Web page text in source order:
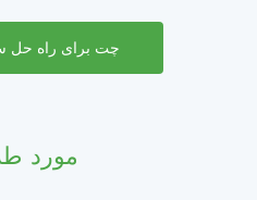
چت برای راه حل
مورد